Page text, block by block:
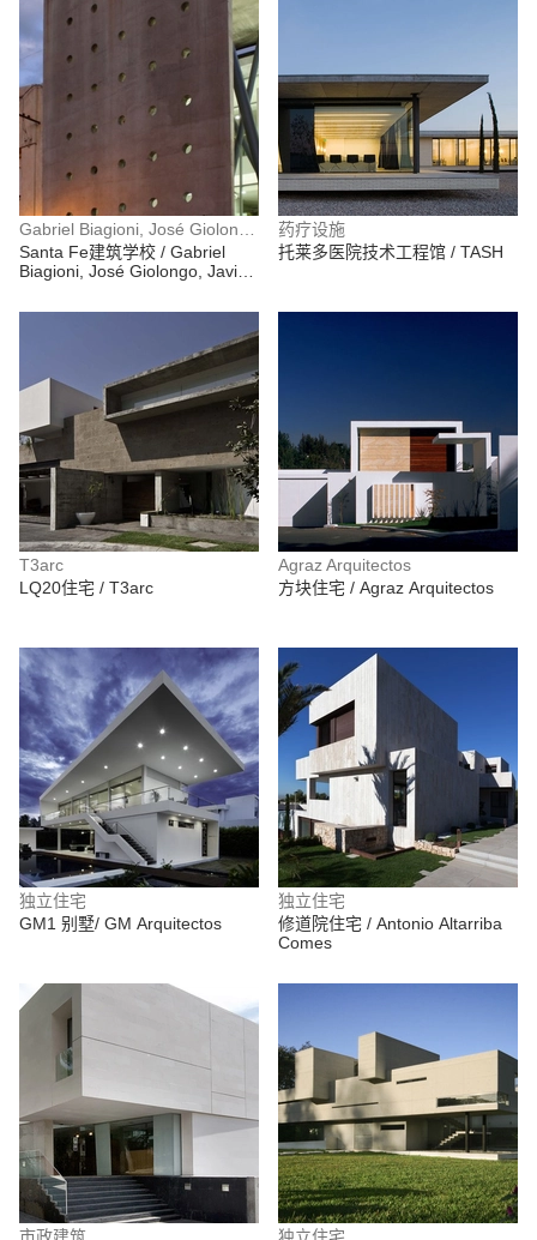
Santa Fe建筑学校 / Gabriel
Biagioni, José Giolongo, Javier
Luis Pessoni, Ramiro Piva
药疗设施
托莱多医院技术工程馆 / TASH
T3arc
LQ20住宅 / T3arc
Agraz Arquitectos
方块住宅 / Agraz Arquitectos
独立住宅
GM1 别墅/ GM Arquitectos
独立住宅
修道院住宅 / Antonio Altarriba
Comes